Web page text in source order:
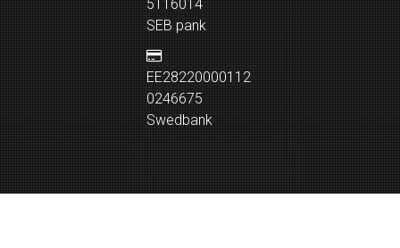
5116014
SEB pank
EE28220000112
0246675
Swedbank